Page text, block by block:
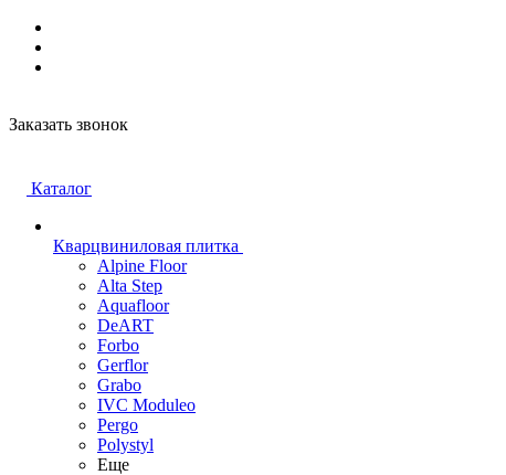
Заказать звонок
Каталог
Кварцвиниловая плитка
Alpine Floor
Alta Step
Aquafloor
DeART
Forbo
Gerflor
Grabo
IVC Moduleo
Pergo
Polystyl
Еще